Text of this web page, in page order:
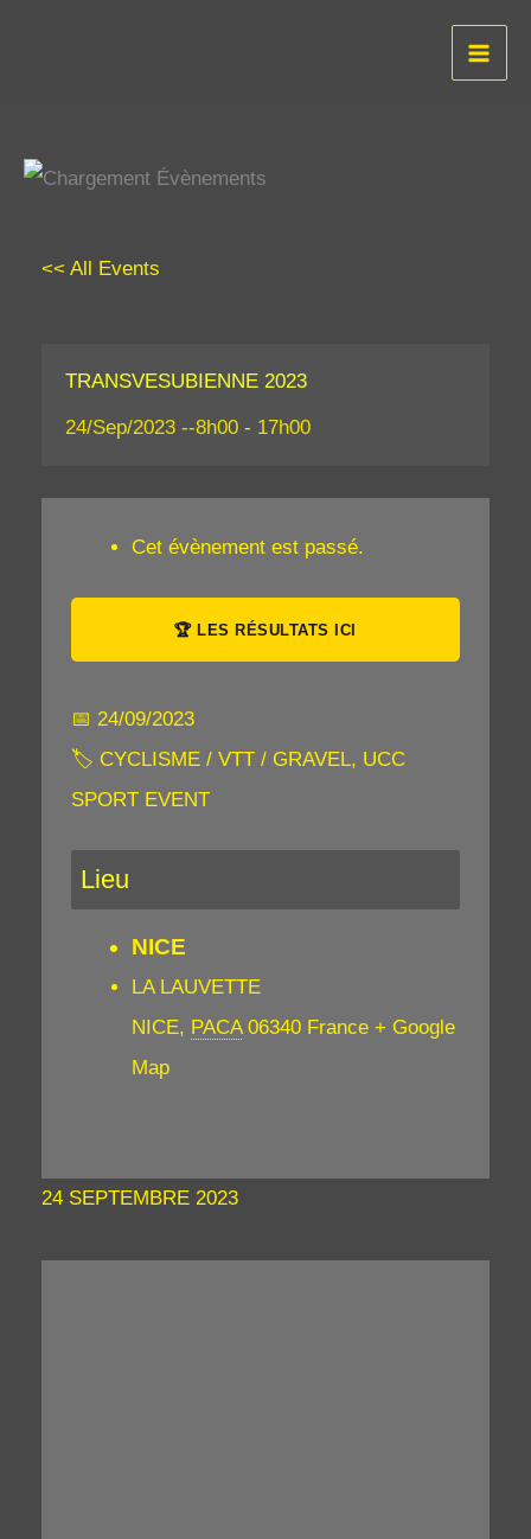
<< All Events
TRANSVESUBIENNE 2023
24/Sep/2023 --8h00 - 17h00
Cet évènement est passé.
🏆 LES RÉSULTATS ICI
📅 24/09/2023
🏷 CYCLISME / VTT / GRAVEL, UCC
SPORT EVENT
Lieu
NICE
LA LAUVETTE
NICE, PACA 06340 France + Google
Map
24 SEPTEMBRE 2023